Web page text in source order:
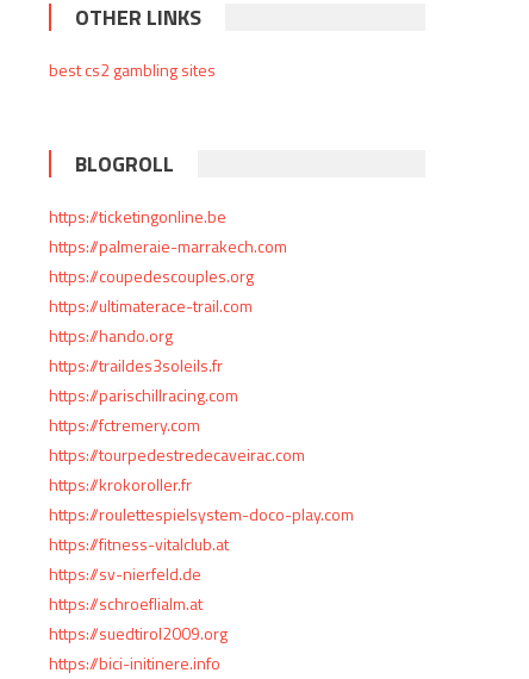
OTHER LINKS
best cs2 gambling sites
BLOGROLL
https://ticketingonline.be
https://palmeraie-marrakech.com
https://coupedescouples.org
https://ultimaterace-trail.com
https://hando.org
https://traildes3soleils.fr
https://parischillracing.com
https://fctremery.com
https://tourpedestredecaveirac.com
https://krokoroller.fr
https://roulettespielsystem-doco-play.com
https://fitness-vitalclub.at
https://sv-nierfeld.de
https://schroeflialm.at
https://suedtirol2009.org
https://bici-initinere.info